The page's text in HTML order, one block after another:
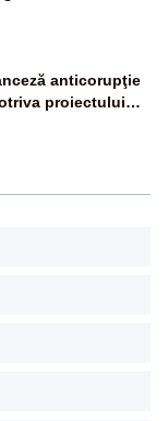
anticorupţie
proiectului